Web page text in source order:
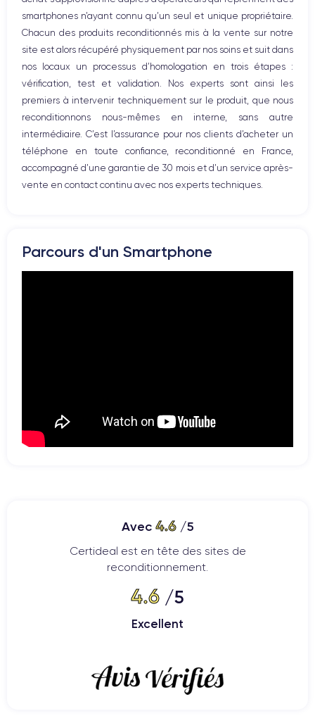
WiFi
Réseau
Vibreur
Prise USB
smartphones n’ayant connu qu’un seul et unique propriétaire.
Chacun des produits reconditionnés mis à la vente sur notre
site est alors récupéré physiquement par nos soins et suit dans
nos locaux un processus d’homologation en trois étapes :
vérification, test et validation. Nos experts sont ainsi les
premiers à intervenir techniquement sur le produit, que nous
reconditionnons nous-mêmes en interne, sans autre
intermédiaire. C’est l’assurance pour nos clients d’acheter un
téléphone en toute confiance, reconditionné en France,
accompagné d’une garantie de 30 mois et d’un service après-
vente en contact continu avec nos experts techniques.
Parcours d'un Smartphone
Avec 4.6/5
Certideal est en tête des sites de
reconditionnement.
4.6 /5
Excellent